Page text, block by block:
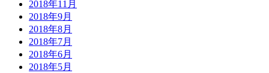
2018年11月
2018年9月
2018年8月
2018年7月
2018年6月
2018年5月